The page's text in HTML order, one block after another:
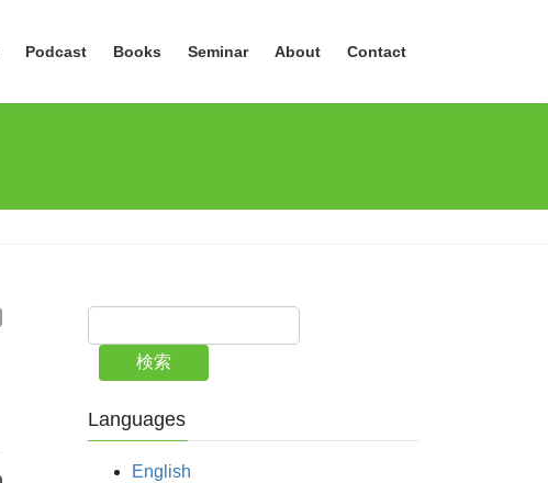
Podcast Books Seminar About Contact
検索
Languages
English